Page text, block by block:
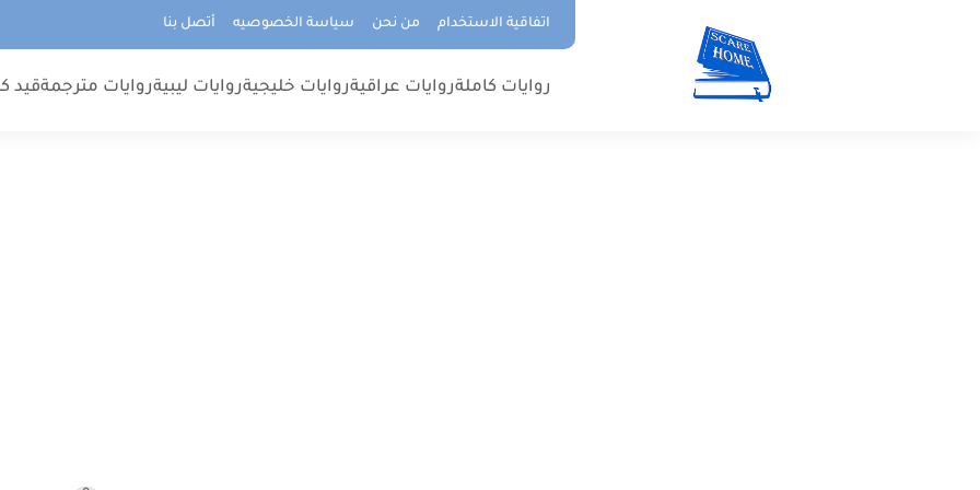
اتفاقية الاستخدام من نحن سياسة الخصوصيه أتصل بنا
روايات كاملةروايات عراقيةروايات خليجيةروايات ليبيةروايات مترجمةقيد